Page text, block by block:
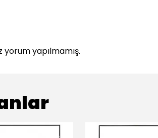
yorum yapılmamış.